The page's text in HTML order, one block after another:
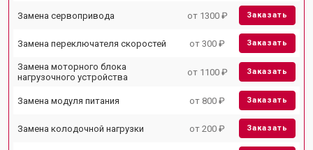
Замена сервопривода от 1300 ₽ Заказать
Замена переключателя скоростей от 300 ₽ Заказать
Замена моторного блока
нагрузочного устройства
от 1100 ₽ Заказать
Замена модуля питания от 800 ₽ Заказать
Замена колодочной нагрузки от 200 ₽ Заказать